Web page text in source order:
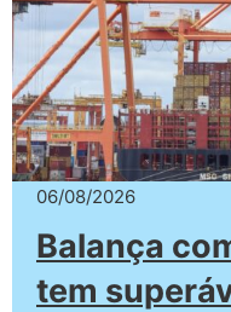
06/08/2026
Balança
tem